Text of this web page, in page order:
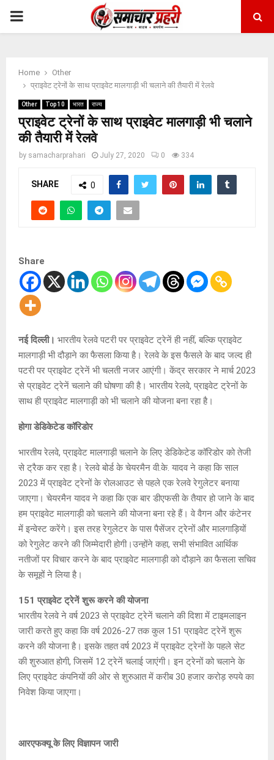
PRIMARY
Home
Other
प्राइवेट ट्रेनों के साथ प्राइवेट मालगाड़ी भी चलाने की तैयारी में रेलवे
Other Top 10 भारत राज्य
प्राइवेट ट्रेनों के साथ प्राइवेट मालगाड़ी भी चलाने
की तैयारी में रेलवे
by samacharprahari July 27, 2020 0 334
SHARE 0
Share
नई दिल्ली। भारतीय रेलवे पटरी पर प्राइवेट ट्रेनें ही नहीं, बल्कि प्राइवेट
मालगाड़ी भी दौड़ाने का फैसला किया है। रेलवे के इस फैसले के बाद जल्द ही
पटरी पर प्राइवेट ट्रेनें भी चलती नजर आएंगी। केंद्र सरकार ने मार्च 2023
से प्राइवेट ट्रेनें चलाने की घोषणा की है। भारतीय रेलवे, प्राइवेट ट्रेनों के
साथ ही प्राइवेट मालगाड़ी को भी चलाने की योजना बना रहा है।
होगा डेडिकेटेड कॉरिडोर
भारतीय रेलवे, प्राइवेट मालगाड़ी चलाने के लिए डेडिकेटेड कॉरिडोर को तेजी
से ट्रैक कर रहा है। रेलवे बोर्ड के चेयरमैन वी.के. यादव ने कहा कि साल
2023 में प्राइवेट ट्रेनों के रोलआउट से पहले एक रेलवे रेगुलेटर बनाया
जाएगा। चेयरमैन यादव ने कहा कि एक बार डीएफसी के तैयार हो जाने के बाद
हम प्राइवेट मालगाड़ी को चलाने की योजना बना रहे हैं। वे वैगन और कंटेनर
में इन्वेस्ट करेंगे। इस तरह रेगुलेटर के पास पैसेंजर ट्रेनों और मालगाड़ियों
को रेगुलेट करने की जिम्मेदारी होगी।उन्होंने कहा, सभी संभावित आर्थिक
नतीजों पर विचार करने के बाद प्राइवेट मालगाड़ी को दौड़ाने का फैसला सचिव
के समूहों ने लिया है।
151 प्राइवेट ट्रेनें शुरू करने की योजना
भारतीय रेलवे ने वर्ष 2023 से प्राइवेट ट्रेनें चलाने की दिशा में टाइमलाइन
जारी करते हुए कहा कि वर्ष 2026-27 तक कुल 151 प्राइवेट ट्रेनें शुरू
करने की योजना है। इसके तहत वर्ष 2023 में प्राइवेट ट्रेनों के पहले सेट
की शुरुआत होगी, जिसमें 12 ट्रेनें चलाई जाएंगी। इन ट्रेनों को चलाने के
लिए प्राइवेट कंपनियों की ओर से शुरुआत में करीब 30 हजार करोड़ रुपये का
निवेश किया जाएगा।
आरएफक्यू के लिए विज्ञापन जारी